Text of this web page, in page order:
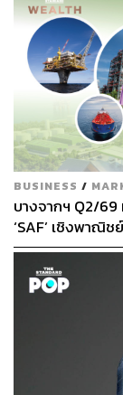
BUSINESS /
บางจากฯ Q2/69
‘SAF’ เชิงพาณิ
ล้าน